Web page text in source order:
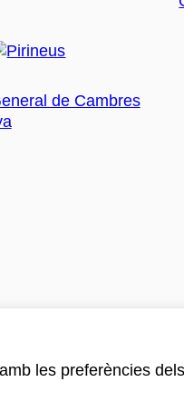
les preferències